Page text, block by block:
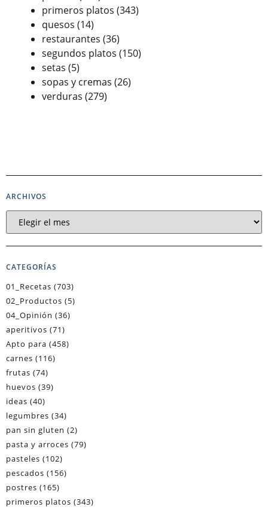
primeros platos (343)
quesos (14)
restaurantes (36)
segundos platos (150)
setas (5)
sopas y cremas (26)
verduras (279)
ARCHIVOS
CATEGORÍAS
01_Recetas (703)
02_Productos (5)
04_Opinión (36)
aperitivos (71)
Apto para (458)
carnes (116)
frutas (74)
huevos (39)
ideas (40)
legumbres (34)
pan sin gluten (2)
pasta y arroces (79)
pasteles (102)
pescados (156)
postres (165)
primeros platos (343)